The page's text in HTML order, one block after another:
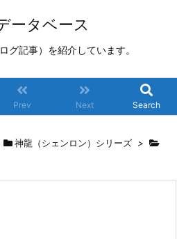
ータベース
グ記事）を紹介しています。
Prev Next Search
神龍（シェンロン）シリーズ >